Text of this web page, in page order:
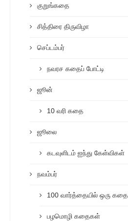
குறுங்கதை
சித்திரை திருவிழா
செப்டம்பர்
நவரச கதைப் போட்டி
ஜூன்
10 வரி கதை
ஜூலை
கடவுளிடம் ஐந்து கேள்விகள்
நவம்பர்
100 வார்த்தையில் ஒரு கதை
பழமொழி கதைகள்